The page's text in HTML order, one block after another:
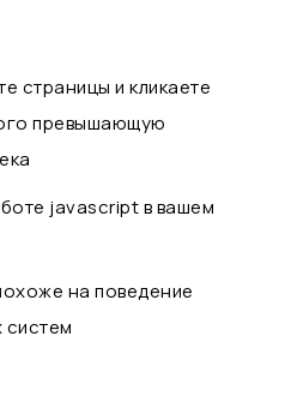
страницы и кликаете
превышающую
javascript в вашем
на поведение
систем